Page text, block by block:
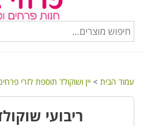
עמוד הבית > יין ושוקולד תוספת לזרי
ריבועי